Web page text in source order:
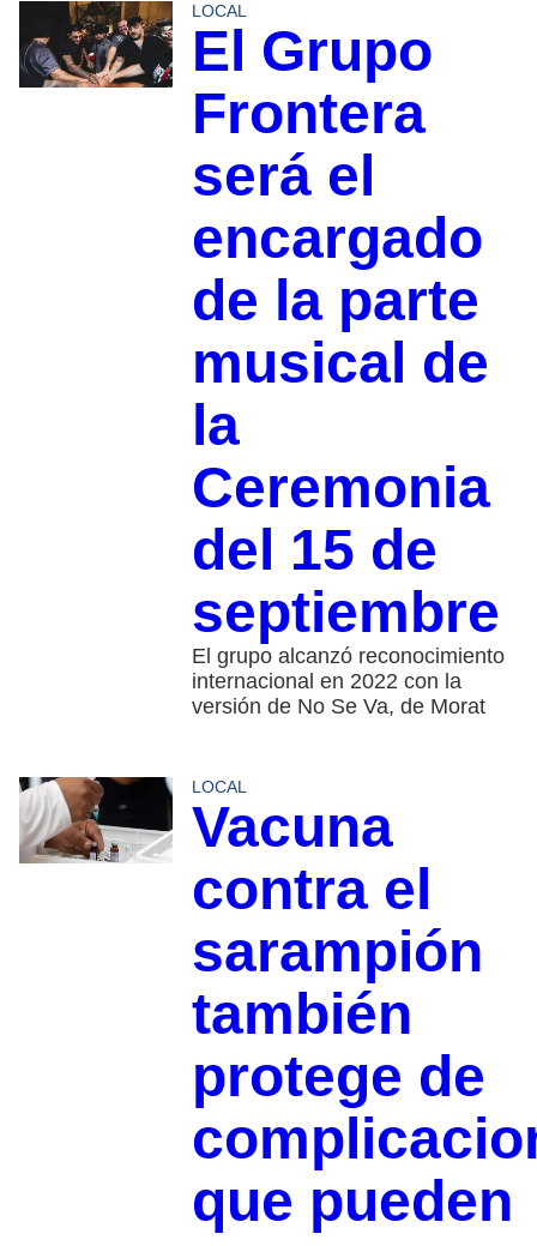
LOCAL
El Grupo
Frontera
será el
encargado
de la parte
musical de
la
Ceremonia
del 15 de
septiembre
El grupo alcanzó reconocimiento
internacional en 2022 con la
versión de No Se Va, de Morat
LOCAL
Vacuna
contra el
sarampión
también
protege de
que pueden